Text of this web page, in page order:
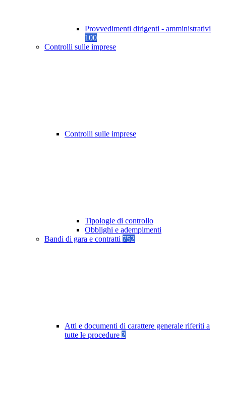
Provvedimenti dirigenti - amministrativi
100
Controlli sulle imprese
Controlli sulle imprese
Tipologie di controllo
Obblighi e adempimenti
Bandi di gara e contratti 752
Atti e documenti di carattere generale riferiti a
tutte le procedure 2